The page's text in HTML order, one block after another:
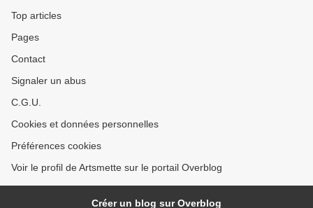
Top articles
Pages
Contact
Signaler un abus
C.G.U.
Cookies et données personnelles
Préférences cookies
Voir le profil de Artsmette sur le portail Overblog
Créer un blog sur Overblog